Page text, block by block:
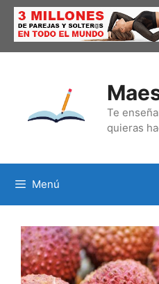
Saltar
contenido
Te
quieras
Menú